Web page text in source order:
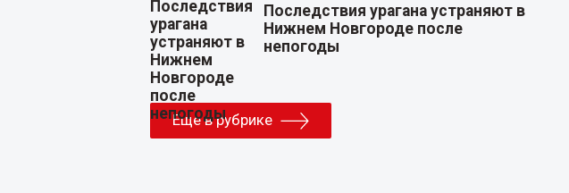
Последствия урагана устраняют в
Нижнем Новгороде после
непогоды
Еще в рубрике